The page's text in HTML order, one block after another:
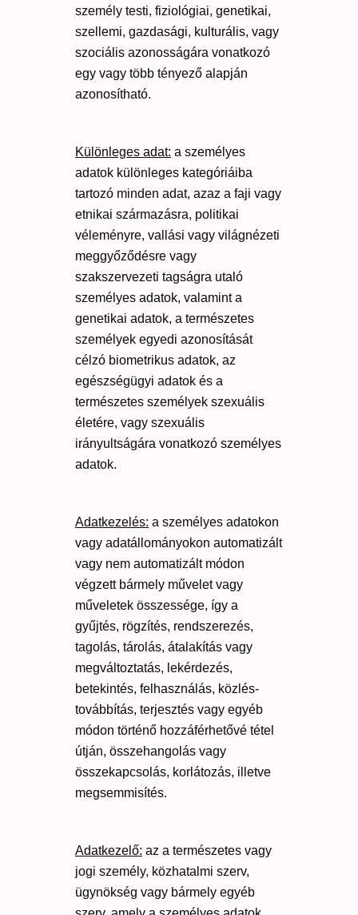
személy testi, fiziológiai, genetikai,
szellemi, gazdasági, kulturális, vagy
szociális azonosságára vonatkozó
egy vagy több tényező alapján
azonosítható.
Különleges adat: a személyes
adatok különleges kategóriáiba
tartozó minden adat, azaz a faji vagy
etnikai származásra, politikai
véleményre, vallási vagy világnézeti
meggyőződésre vagy
szakszervezeti tagságra utaló
személyes adatok, valamint a
genetikai adatok, a természetes
személyek egyedi azonosítását
célzó biometrikus adatok, az
egészségügyi adatok és a
természetes személyek szexuális
életére, vagy szexuális
irányultságára vonatkozó személyes
adatok.
Adatkezelés: a személyes adatokon
vagy adatállományokon automatizált
vagy nem automatizált módon
végzett bármely művelet vagy
műveletek összessége, így a
gyűjtés, rögzítés, rendszerezés,
tagolás, tárolás, átalakítás vagy
megváltoztatás, lekérdezés,
betekintés, felhasználás, közlés-
továbbítás, terjesztés vagy egyéb
módon történő hozzáférhetővé tétel
útján, összehangolás vagy
összekapcsolás, korlátozás, illetve
megsemmisítés.
Adatkezelő: az a természetes vagy
jogi személy, közhatalmi szerv,
ügynökség vagy bármely egyéb